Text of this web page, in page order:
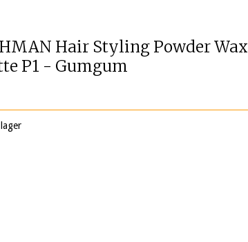
Hair Styling Powder Wax
P1 - Gumgum